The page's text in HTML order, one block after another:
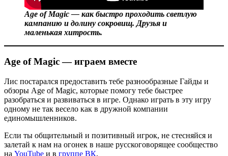
Age of Magic — как быстро проходить светлую
кампанию и долину сокровищ. Друзья и
маленькая хитрость.
Age of Magic — играем вместе
Лис постарался предоставить тебе разнообразные Гайды и
обзоры Age of Magic, которые помогу тебе быстрее
разобраться и развиваться в игре. Однако играть в эту игру
одному не так весело как в дружной компании
единомышленников.
Если ты общительный и позитивный игрок, не стесняйся и
залетай к нам на огонек в наше русскоговорящее сообщество
на YouTube и в группе ВК.